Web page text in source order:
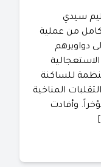
سيدي
من عملية
دواويرهم
الاستعجالية
للساكنة
المناخية
وأفادت